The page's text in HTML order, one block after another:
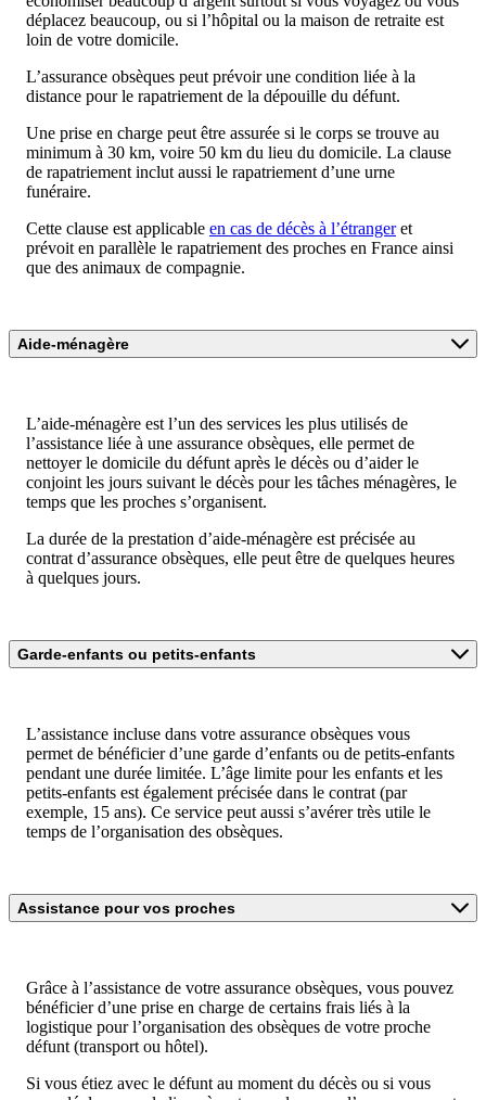
déplacez beaucoup, ou si l’hôpital ou la maison de retraite est
loin de votre domicile.
L’assurance obsèques peut prévoir une condition liée à la
distance pour le rapatriement de la dépouille du défunt.
Une prise en charge peut être assurée si le corps se trouve au
minimum à 30 km, voire 50 km du lieu du domicile. La clause
de rapatriement inclut aussi le rapatriement d’une urne
funéraire.
Cette clause est applicable en cas de décès à l’étrangeret
prévoit en parallèle le rapatriement des proches en France ainsi
que des animaux de compagnie.
Aide-ménagère
L’aide-ménagère est l’un des services les plus utilisés de
l’assistance liée à une assurance obsèques, elle permet de
nettoyer le domicile du défunt après le décès ou d’aider le
conjoint les jours suivant le décès pour les tâches ménagères, le
temps que les proches s’organisent.
La durée de la prestation d’aide-ménagère est précisée au
contrat d’assurance obsèques, elle peut être de quelques heures
à quelques jours.
Garde-enfants ou petits-enfants
L’assistance incluse dans votre assurance obsèques vous
permet de bénéficier d’une garde d’enfants ou de petits-enfants
pendant une durée limitée. L’âge limite pour les enfants et les
petits-enfants est également précisée dans le contrat (par
exemple, 15 ans). Ce service peut aussi s’avérer très utile le
temps de l’organisation des obsèques.
Assistance pour vos proches
Grâce à l’assistance de votre assurance obsèques, vous pouvez
bénéficier d’une prise en charge de certains frais liés à la
logistique pour l’organisation des obsèques de votre proche
défunt (transport ou hôtel).
Si vous étiez avec le défunt au moment du décès ou si vous